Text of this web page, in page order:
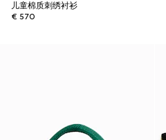
儿童棉质刺绣衬衫
€ 570